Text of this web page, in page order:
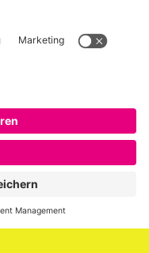
Seit 2009 schreibt